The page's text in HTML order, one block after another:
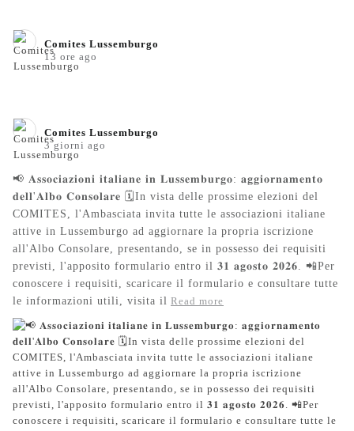
Comites Lussemburgo️
13 ore ago
Comites Lussemburgo️
3 giorni ago
📢 𝐀𝐬𝐬𝐨𝐜𝐢𝐚𝐳𝐢𝐨𝐧𝐢 𝐢𝐭𝐚𝐥𝐢𝐚𝐧𝐞 𝐢𝐧 𝐋𝐮𝐬𝐬𝐞𝐦𝐛𝐮𝐫𝐠𝐨: 𝐚𝐠𝐠𝐢𝐨𝐫𝐧𝐚𝐦𝐞𝐧𝐭𝐨
𝐝𝐞𝐥𝐥'𝐀𝐥𝐛𝐨 𝐂𝐨𝐧𝐬𝐨𝐥𝐚𝐫𝐞 🗓️In vista delle prossime elezioni del
COMITES, l'Ambasciata invita tutte le associazioni italiane
attive in Lussemburgo ad aggiornare la propria iscrizione
all'Albo Consolare, presentando, se in possesso dei requisiti
previsti, l'apposito formulario entro il 𝟑𝟏 𝐚𝐠𝐨𝐬𝐭𝐨 𝟐𝟎𝟐𝟔. 📲Per
conoscere i requisiti, scaricare il formulario e consultare tutte
le informazioni utili, visita il Read more